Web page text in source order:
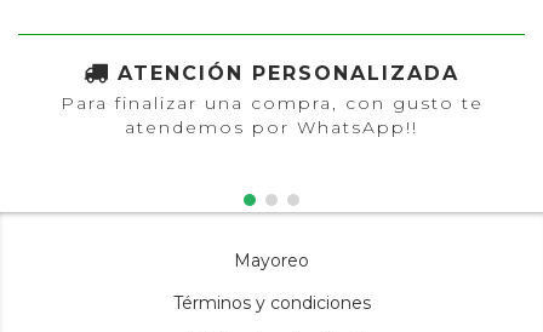
ATENCIÓN PERSONALIZADA
Para finalizar una compra, con gusto te
atendemos por WhatsApp!!
Mayoreo
Términos y condiciones